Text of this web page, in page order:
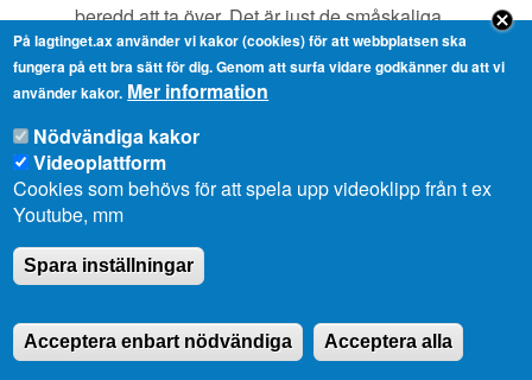
beredd att ta över. Det är just de småskaliga
jordbruken som har stor nytta av en fungerande
avbrytarverksamhet.
När det gäller det första, att
verksamhetsförutsättningarna ska vara på samma
nivå som i omkringliggande regioner, så är EU:s
jordbrukspolitik synnerligen komplicerad. Det är inte
lätt att förklara den så att gemene man förstår hur det
hänger ihop och vad som är orsak och verkan.
När det gäller åländsk jordbrukspolitik så består den
av tre beståndsdelar. EU:s jordbrukspolitik, med de
På lagtinget.ax använder vi kakor (cookies) för att webbplatsen ska
fungera på ett bra sätt för dig. Genom att surfa vidare godkänner du att vi
använder kakor. Mer information
Nödvändiga kakor
Videoplattform
Cookies som behövs för att spela upp videoklipp från t ex
Youtube, mm
Spara inställningar
Acceptera enbart nödvändiga Acceptera alla